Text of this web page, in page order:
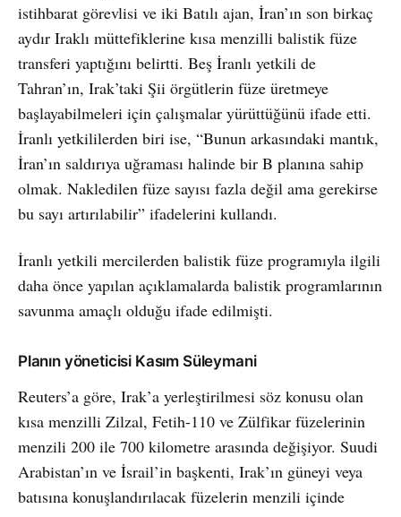
istihbarat görevlisi ve iki Batılı ajan, İran’ın son birkaç
aydır Iraklı müttefiklerine kısa menzilli balistik füze
transferi yaptığını belirtti. Beş İranlı yetkili de
Tahran’ın, Irak’taki Şii örgütlerin füze üretmeye
başlayabilmeleri için çalışmalar yürüttüğünü ifade etti.
İranlı yetkililerden biri ise, “Bunun arkasındaki mantık,
İran’ın saldırıya uğraması halinde bir B planına sahip
olmak. Nakledilen füze sayısı fazla değil ama gerekirse
bu sayı artırılabilir” ifadelerini kullandı.
İranlı yetkili mercilerden balistik füze programıyla ilgili
daha önce yapılan açıklamalarda balistik programlarının
savunma amaçlı olduğu ifade edilmişti.
Planın yöneticisi Kasım Süleymani
Reuters’a göre, Irak’a yerleştirilmesi söz konusu olan
kısa menzilli Zilzal, Fetih-110 ve Zülfikar füzelerinin
menzili 200 ile 700 kilometre arasında değişiyor. Suudi
Arabistan’ın ve İsrail’in başkenti, Irak’ın güneyi veya
batısına konuşlandırılacak füzelerin menzili içinde